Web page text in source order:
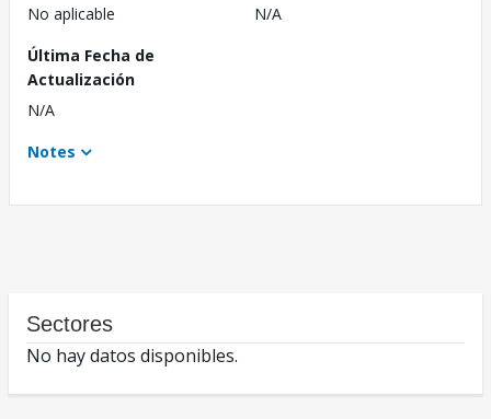
No aplicable
N/A
Última Fecha de
Actualización
N/A
Notes
Sectores
No hay datos disponibles.